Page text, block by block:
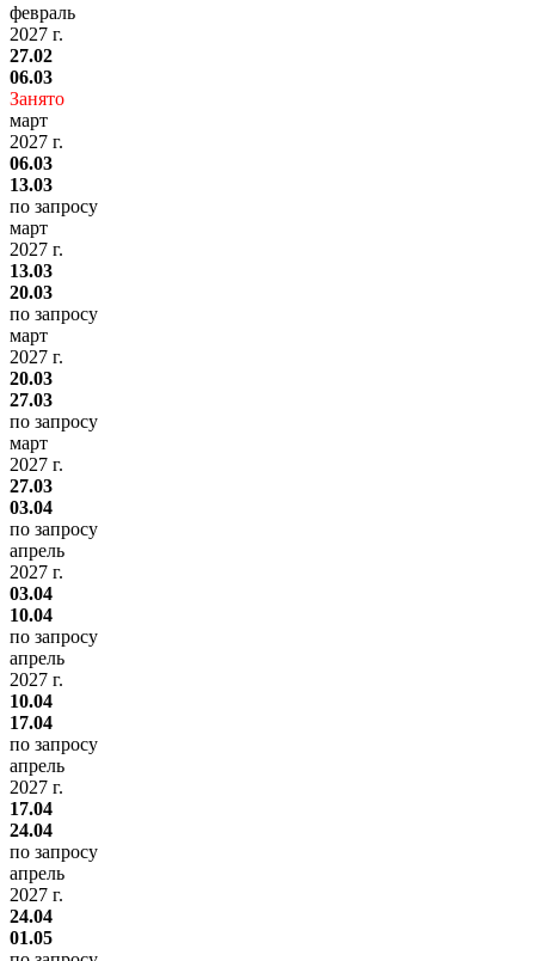
февраль
2027 г.
27.02
06.03
Занято
март
2027 г.
06.03
13.03
по запросу
март
2027 г.
13.03
20.03
по запросу
март
2027 г.
20.03
27.03
по запросу
март
2027 г.
27.03
03.04
по запросу
апрель
2027 г.
03.04
10.04
по запросу
апрель
2027 г.
10.04
17.04
по запросу
апрель
2027 г.
17.04
24.04
по запросу
апрель
2027 г.
24.04
01.05